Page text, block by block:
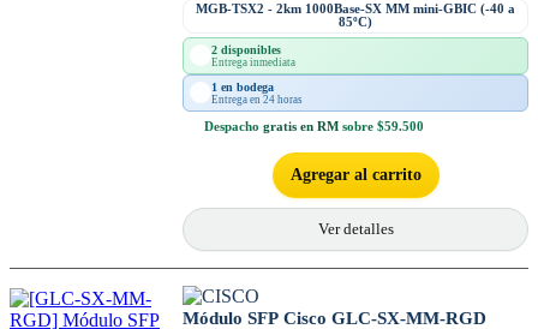
MGB-TSX2 - 2km 1000Base-SX MM mini-GBIC (-40 a
85ºC)
2 disponibles
Entrega inmediata
1 en bodega
Entrega en 24 horas
Despacho gratis en RM sobre $59.500
Agregar al carrito
Ver detalles
Módulo SFP Cisco GLC-SX-MM-RGD